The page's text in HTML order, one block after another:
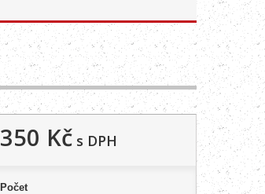
350 Kčs DPH
Počet